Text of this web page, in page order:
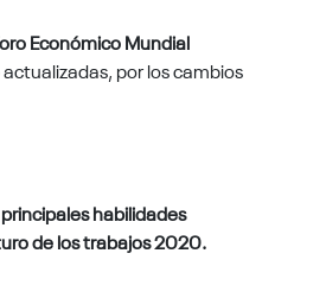
Económico Mundial
por los cambios
habilidades
de los trabajos 2020.